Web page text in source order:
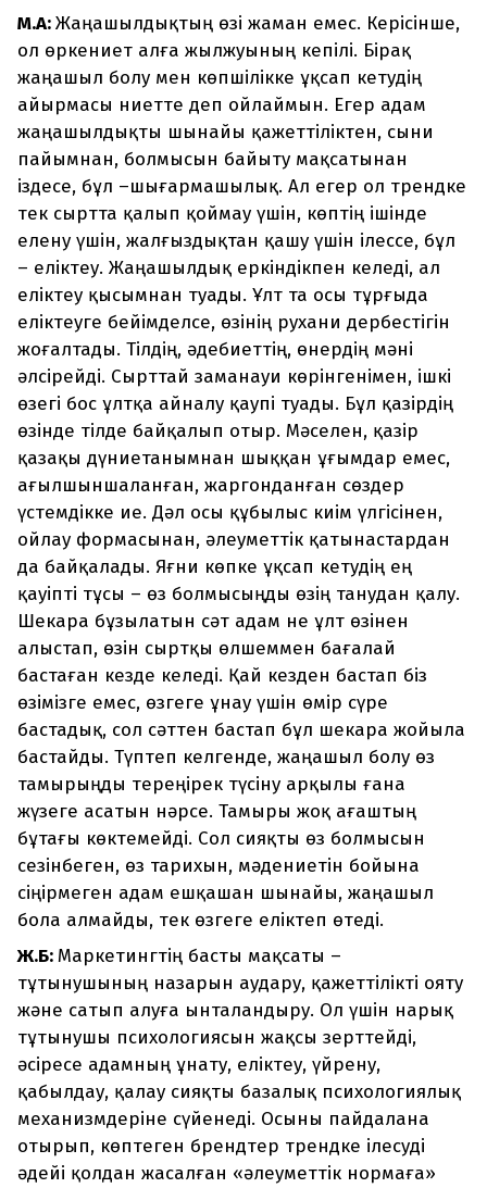
М.А:Жаңашылдықтың өзі жаман емес. Керісінше,
ол өркениет алға жылжуының кепілі. Бірақ
жаңашыл болу мен көпшілікке ұқсап кетудің
айырмасы ниетте деп ойлаймын. Егер адам
жаңашылдықты шынайы қажеттіліктен, сыни
пайымнан, болмысын байыту мақсатынан
іздесе, бұл –шығармашылық. Ал егер ол трендке
тек сыртта қалып қоймау үшін, көптің ішінде
елену үшін, жалғыздықтан қашу үшін ілессе, бұл
– еліктеу. Жаңашылдық еркіндікпен келеді, ал
еліктеу қысымнан туады. Ұлт та осы тұрғыда
еліктеуге бейімделсе, өзінің рухани дербестігін
жоғалтады. Тілдің, әдебиеттің, өнердің мәні
әлсірейді. Сырттай заманауи көрінгенімен, ішкі
өзегі бос ұлтқа айналу қаупі туады. Бұл қазірдің
өзінде тілде байқалып отыр. Мәселен, қазір
қазақы дүниетанымнан шыққан ұғымдар емес,
ағылшыншаланған, жаргонданған сөздер
үстемдікке ие. Дәл осы құбылыс киім үлгісінен,
ойлау формасынан, әлеуметтік қатынастардан
да байқалады. Яғни көпке ұқсап кетудің ең
қауіпті тұсы – өз болмысыңды өзің танудан қалу.
Шекара бұзылатын сәт адам не ұлт өзінен
алыстап, өзін сыртқы өлшеммен бағалай
бастаған кезде келеді. Қай кезден бастап біз
өзімізге емес, өзгеге ұнау үшін өмір сүре
бастадық, сол сәттен бастап бұл шекара жойыла
бастайды. Түптеп келгенде, жаңашыл болу өз
тамырыңды тереңірек түсіну арқылы ғана
жүзеге асатын нәрсе. Тамыры жоқ ағаштың
бұтағы көктемейді. Сол сияқты өз болмысын
сезінбеген, өз тарихын, мәдениетін бойына
сіңірмеген адам ешқашан шынайы, жаңашыл
бола алмайды, тек өзгеге еліктеп өтеді.
Ж.Б:Маркетингтің басты мақсаты –
тұтынушының назарын аудару, қажеттілікті ояту
және сатып алуға ынталандыру. Ол үшін нарық
тұтынушы психологиясын жақсы зерттейді,
әсіресе адамның ұнату, еліктеу, үйрену,
қабылдау, қалау сияқты базалық психологиялық
механизмдеріне сүйенеді. Осыны пайдалана
отырып, көптеген брендтер трендке ілесуді
әдейі қолдан жасалған «әлеуметтік нормаға»